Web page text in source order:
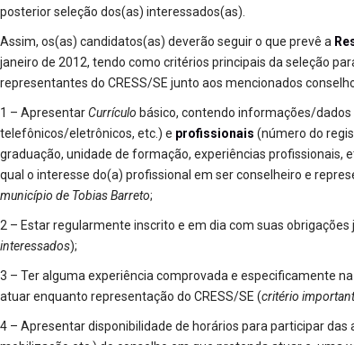
posterior seleção dos(as) interessados(as).
Assim, os(as) candidatos(as) deverão seguir o que prevê a
janeiro de 2012, tendo como critérios principais da seleção
representantes do CRESS/SE junto aos mencionados
1 – ApresentarCurrículo básico, contendo informações/dados
telefônicos/eletrônicos, etc.) e profissionais (número do
graduação, unidade de formação, experiências profissionais,
qual o interesse do(a) profissional em ser conselheiro e
município de Tobias Barreto;
2 – Estar regularmente inscrito e em dia com suas obrigações
interessados);
3 – Ter alguma experiência comprovada e especificamente
atuar enquanto representação do CRESS/SE (critério
4 – Apresentar disponibilidade de horários para participar das